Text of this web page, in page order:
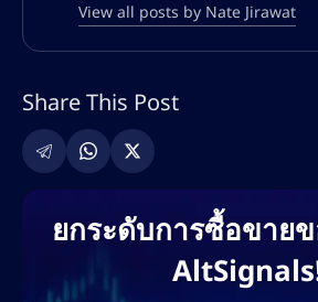
การซื้อขายทั่วโลก
เทคนิค การปรับแต่งทั้งแบบออน
และการตลาดคอนเทนต์ที่ขับเคลื่
เคยร่วมงานกับแพลตฟอร์มแลกเ
ชั้นนำ โบรกเกอร์ฟอเร็กซ์ โครง
แพลตฟอร์มการศึกษาด้านการ
ให้แบรนด์ต่างๆ ขยายการเข้าถึ
View all posts by Nate Jirawat
Share This Post
ยกระดับการซื้อขาย